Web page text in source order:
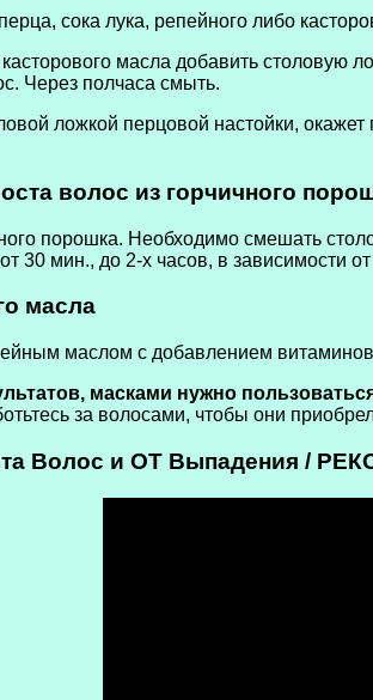
сока лука, репейного либо
масла добавить столовую
Через полчаса смыть.
ложкой перцовой настойки,
волос из горчичного
порошка. Необходимо смешать
30 мин., до 2-х часов, в зависимости
масла
маслом с добавлением
масками нужно
за волосами, чтобы они
Волос и ОТ Выпадения /